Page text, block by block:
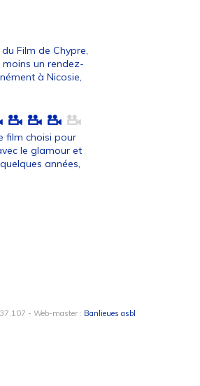
Film de Chypre,
moins un rendez-
à Nicosie,
film choisi pour
le glamour et
années,
- Web-master : Banlieues asbl